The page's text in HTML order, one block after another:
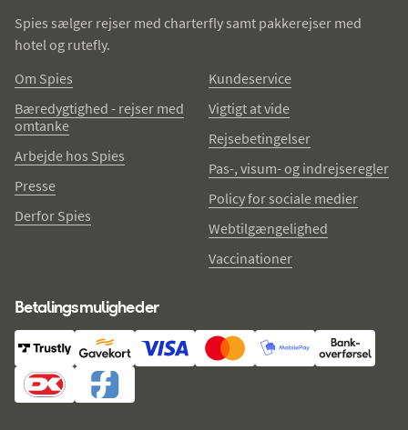
Spies sælger rejser med charterfly samt pakkerejser med
hotel og rutefly.
Om Spies
Bæredygtighed - rejser med
omtanke
Arbejde hos Spies
Presse
Derfor Spies
Kundeservice
Vigtigt at vide
Rejsebetingelser
Pas-, visum- og indrejseregler
Policy for sociale medier
Webtilgængelighed
Vaccinationer
Betalingsmuligheder